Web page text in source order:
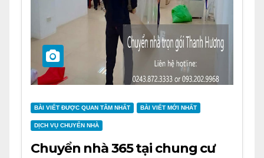
BÀI VIẾT ĐƯỢC QUAN TÂM NHẤT BÀI VIẾT MỚI NHẤT
DỊCH VỤ CHUYỂN NHÀ
Chuyển nhà 365 tại chung cư